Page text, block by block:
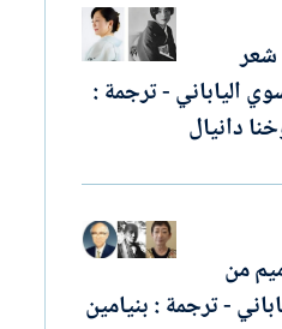
شعر
الياباني - ترجمة :
دانيال
من
- ترجمة : بنيامين